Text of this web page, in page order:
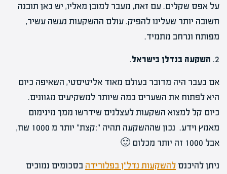
על אפס שקלים. עם זאת, מעבר למובן מאליו, יש כאן תובנה
חשובה יותר שעלינו להפיק. עולם ההשקעות נעשה עשיר,
מפותח ונרחב מתמיד.
2. השקעה בנדלן בישראל.
אם בעבר היה מדובר בעולם מאוד אליטיסטי, השאיפה כיום
היא לפתוח את השערים כמה שיותר למשקיעים מגוונים.
כיום קל למצוא השקעות לעצלנים שידרשו ממך מינימום
מאמץ וידע. נכון שההשקעה תהיה ":קצת" יותר מ 1000 שח,
אבל 1000 זה יותר מכלום 🙂
ניתן להיכנס להשקעות נדל"ן בפלורידה בסכומים נמוכים